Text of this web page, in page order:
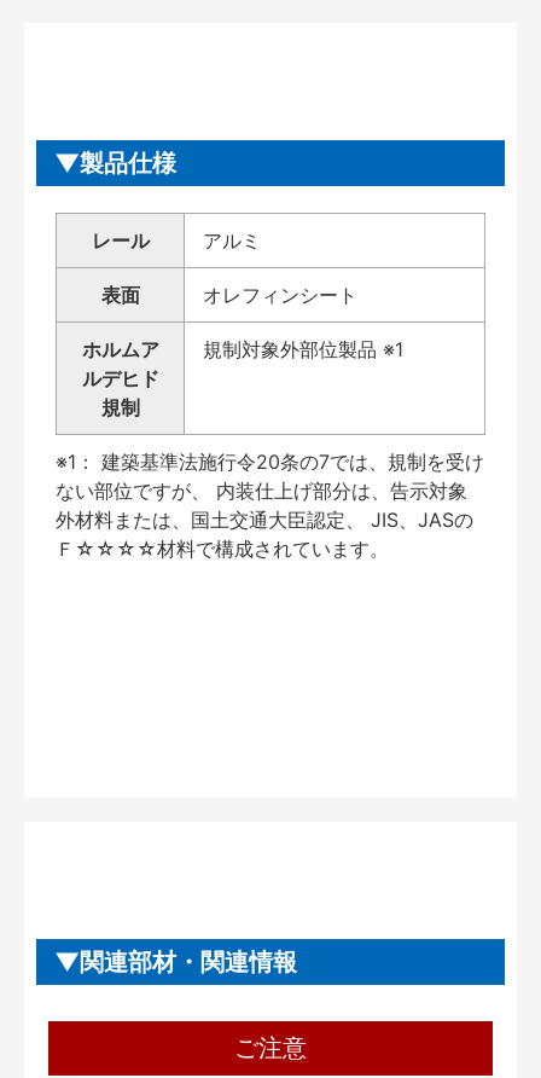
製品仕様
レール アルミ
表面 オレフィンシート
ホルムア
ルデヒド
規制
規制対象外部位製品 ※1
※1： 建築基準法施行令20条の7では、規制を受け
ない部位ですが、 内装仕上げ部分は、告示対象
外材料または、国土交通大臣認定、 JIS、JASの
Ｆ☆☆☆☆材料で構成されています。
関連部材・関連情報
ご注意